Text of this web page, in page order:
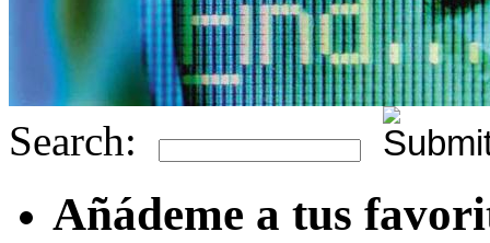
Search:
Añádeme a tus